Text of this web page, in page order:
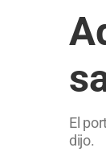
El
dijo.